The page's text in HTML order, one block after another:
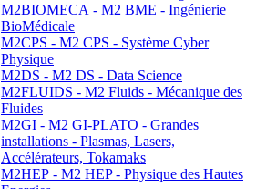
M2BIOMECA - M2 BME - Ingénierie
BioMédicale
M2CPS - M2 CPS - Système Cyber
Physique
M2DS - M2 DS - Data Science
M2FLUIDS - M2 Fluids - Mécanique des
Fluides
M2GI - M2 GI-PLATO - Grandes
installations - Plasmas, Lasers,
Accélérateurs, Tokamaks
M2HEP - M2 HEP - Physique des Hautes